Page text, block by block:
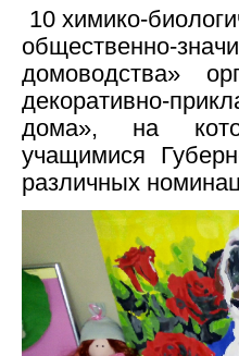
10 химико-
общественно-
домоводства»
декоративно-
дома», на
учащимися
различных